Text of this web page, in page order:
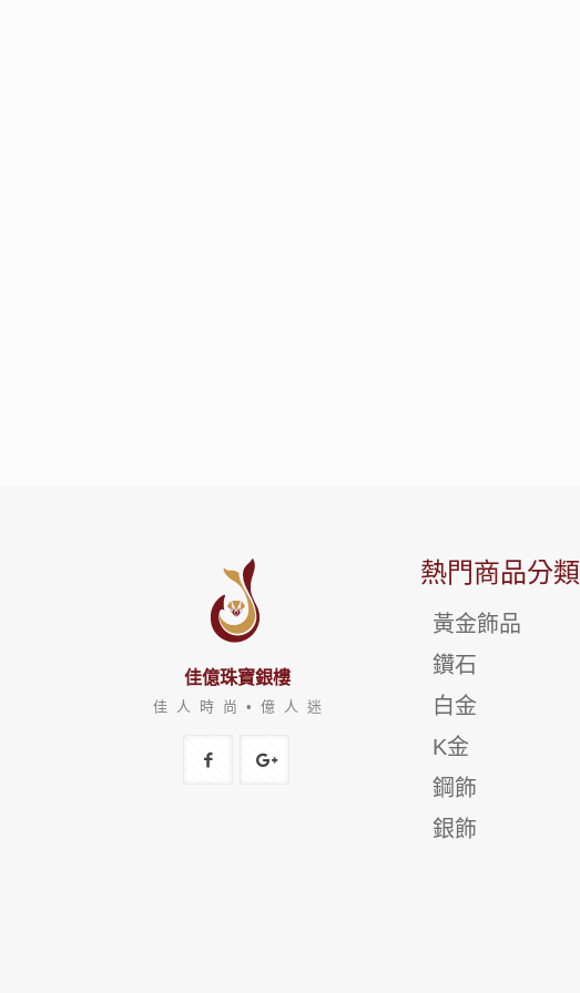
佳億珠寶銀樓
佳 人 時 尚 • 億 人 迷
熱門商品分類
黃金飾品
鑽石
白金
K金
鋼飾
銀飾